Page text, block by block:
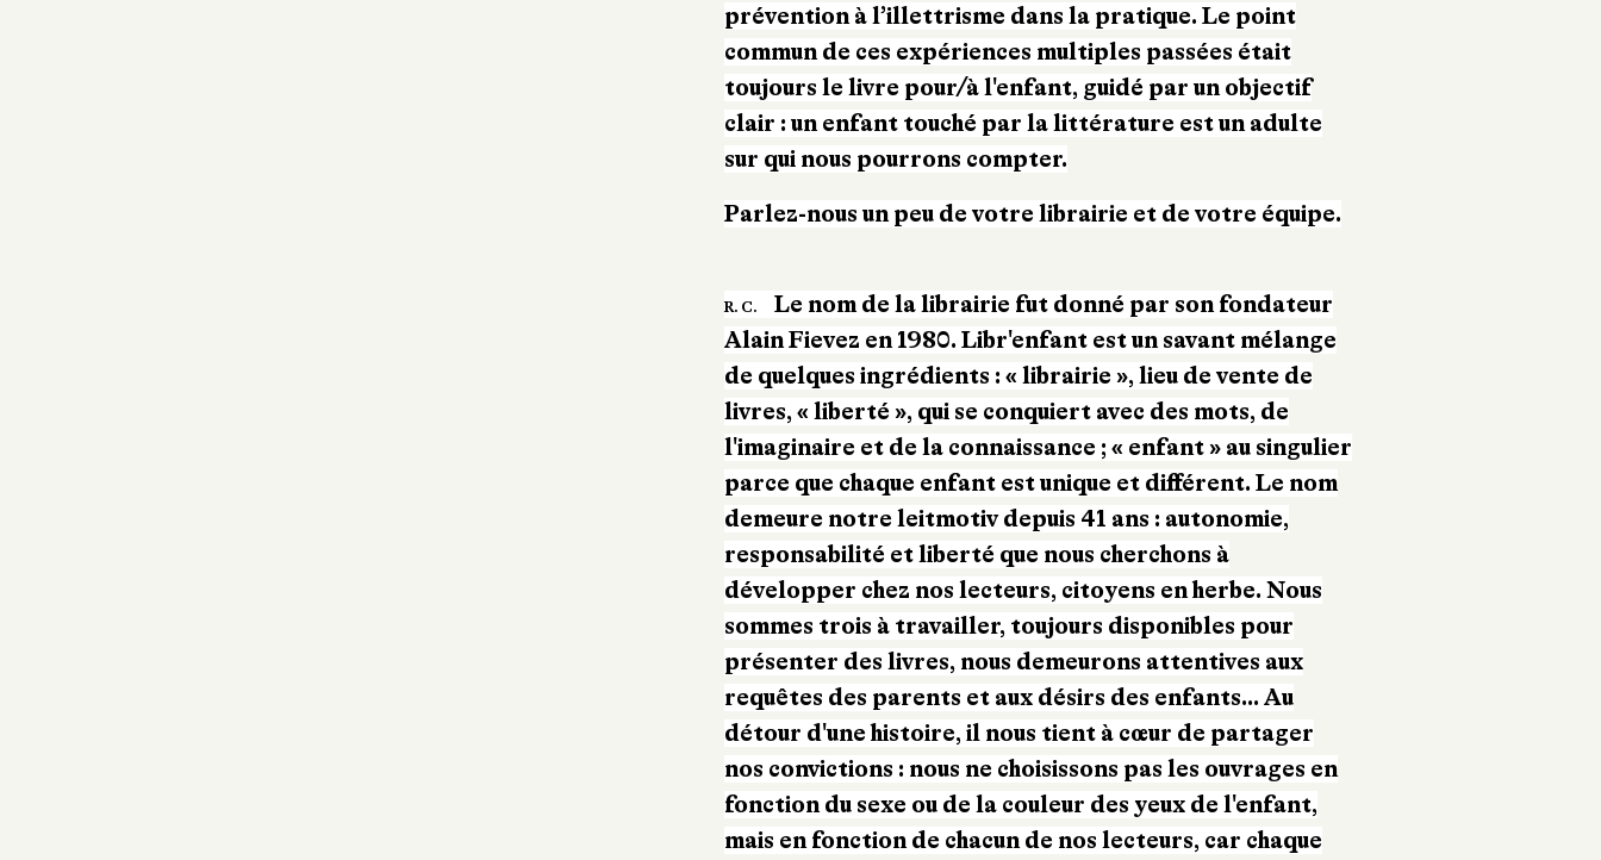
prévention à l’illettrisme dans la pratique. Le point
commun de ces expériences multiples passées était
toujours le livre pour/à l'enfant, guidé par un objectif
clair : un enfant touché par la littérature est un adulte
sur qui nous pourrons compter.
Parlez-nous un peu de votre librairie et de votre équipe.
R. C.
Le nom de la librairie fut donné par son fondateur
Alain Fievez en 1980. Libr'enfant est un savant mélange
de quelques ingrédients : « librairie », lieu de vente de
livres, « liberté », qui se conquiert avec des mots, de
l'imaginaire et de la connaissance ; « enfant » au singulier
parce que chaque enfant est unique et différent. Le nom
demeure notre leitmotiv depuis 41 ans : autonomie,
responsabilité et liberté que nous cherchons à
développer chez nos lecteurs, citoyens en herbe. Nous
sommes trois à travailler, toujours disponibles pour
présenter des livres, nous demeurons attentives aux
requêtes des parents et aux désirs des enfants... Au
détour d'une histoire, il nous tient à cœur de partager
nos convictions : nous ne choisissons pas les ouvrages en
fonction du sexe ou de la couleur des yeux de l'enfant,
mais en fonction de chacun de nos lecteurs, car chaque